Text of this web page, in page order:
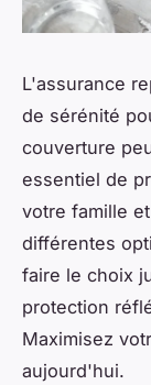
L'assurance
de sérénité
couverture
essentiel de
votre famille
différentes
faire le choix
protection
Maximisez
aujourd'hui.